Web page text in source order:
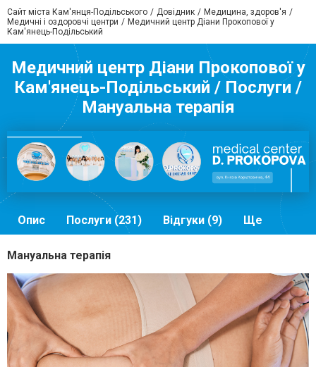
Сайт міста Кам'янця-Подільського Довідник
Медицина, здоров'я
Медичні і оздоровчі центри
Медичний центр Діани Прокопової у
Кам'янець-Подільський
Медичний центр Діани Прокопової у
Кам'янець-Подільський / Послуги /
Мануальна терапія
Опис Послуги (231) Відгуки (9) Ще
Мануальна терапія